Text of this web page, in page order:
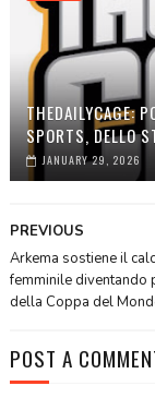
THEDAILYCAGE:
SPORTS, DELLO
JANUARY 29, 2026
PREVIOUS
Arkema sostiene il
femminile diventando
della Coppa del
POST A